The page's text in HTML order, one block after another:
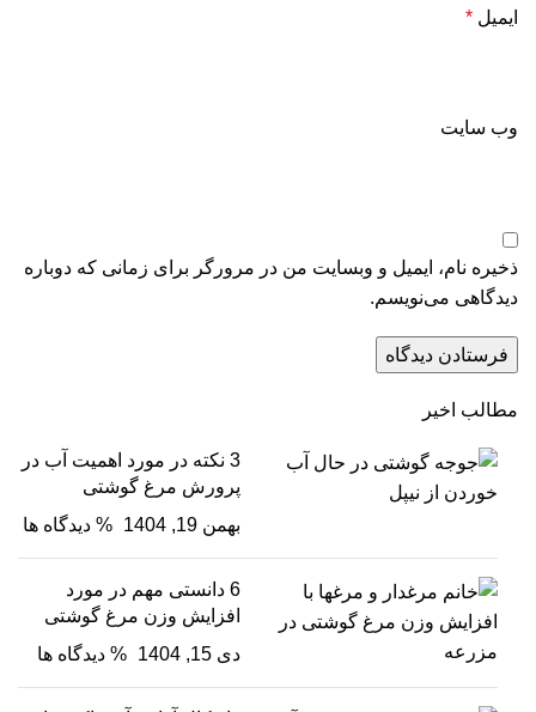
ایمیل *
وب‌ سایت
ذخیره نام، ایمیل و وبسایت من در مرورگر برای زمانی که دوباره
دیدگاهی می‌نویسم.
مطالب اخیر
3 نکته در مورد اهمیت آب در
پرورش مرغ گوشتی
بهمن 19, 1404
% دیدگاه ها
6 دانستی مهم در مورد
افزایش وزن مرغ گوشتی
دی 15, 1404
% دیدگاه ها